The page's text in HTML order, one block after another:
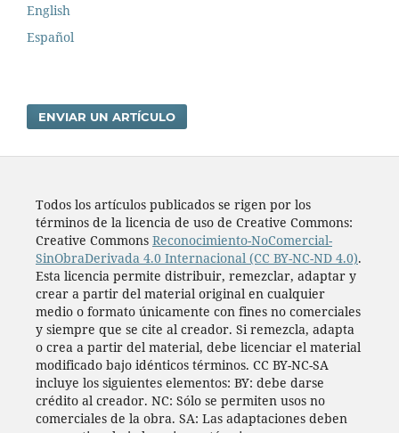
English
Español
ENVIAR UN ARTÍCULO
Todos los artí­culos publicados se rigen por los
términos de la licencia de uso de Creative Commons:
Creative Commons Reconocimiento-NoComercial-
SinObraDerivada 4.0 Internacional (CC BY-NC-ND 4.0).
Esta licencia permite distribuir, remezclar, adaptar y
crear a partir del material original en cualquier
medio o formato únicamente con fines no comerciales
y siempre que se cite al creador. Si remezcla, adapta
o crea a partir del material, debe licenciar el material
modificado bajo idénticos términos. CC BY-NC-SA
incluye los siguientes elementos: BY: debe darse
crédito al creador. NC: Sólo se permiten usos no
comerciales de la obra. SA: Las adaptaciones deben